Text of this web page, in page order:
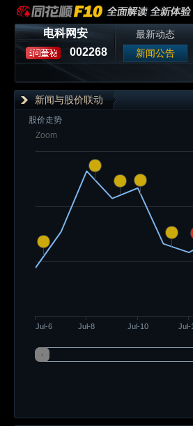
电科网安
002268
最新动态
新闻公告
新闻与股价联动
股价走势
Zoom
Jul-6 Jul-8 Jul-10 Jul-